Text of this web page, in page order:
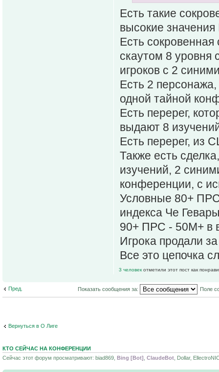
Есть такие
высокие
Есть сокровенная
скаутом 8 уровня
игроков с 2
Есть 2
одной тайной
Есть перерег,
выдают 8
Есть перерег, из
Также есть
изучений, 2
конференции, с
Условные 80+
индекса Че
90+ ПРС - 50М+ в
Игрока продали
Все это цепочка
3 человек отметили этот пост как
Пред. Показать сообщения за: Поле
Вернуться в О Лиге
КТО СЕЙЧАС НА КОНФЕРЕНЦИИ
Сейчас этот форум просматривают: biad869, Bing [Bot] ClaudeBot , Dollar,